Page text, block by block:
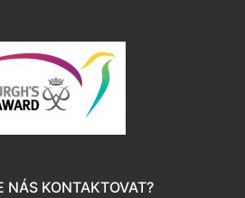
NÁS KONTAKTOVAT?